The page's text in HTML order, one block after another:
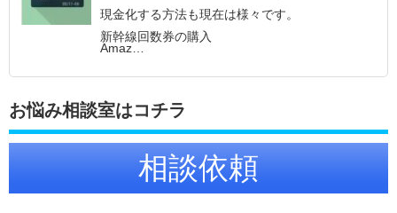
現金化する方法も現在は様々です。
新幹線回数券の購入
Amaz…
お悩み相談室はコチラ
相談依頼